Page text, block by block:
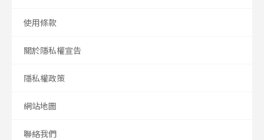
使用條款
關於隱私權宣告
隱私權政策
網站地圖
聯絡我們